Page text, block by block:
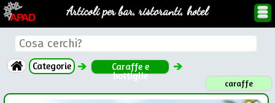
Articoli per bar, ristoranti, hotel
Categorie Caraffe e
bottiglie
caraffe